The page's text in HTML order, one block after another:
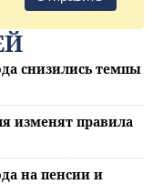
снизились темпы
изменят правила
на пенсии и